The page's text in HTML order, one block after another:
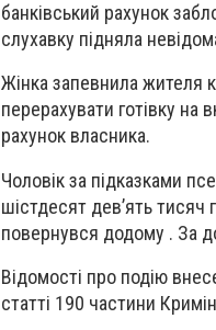
банківський рахунок
слухавку підняла
Жінка запевнила жителя
перерахувати готівку на
рахунок власника.
Чоловік за підказками
шістдесят дев’ять тисяч
повернувся додому . За
Відомості про подію
статті 190 частини